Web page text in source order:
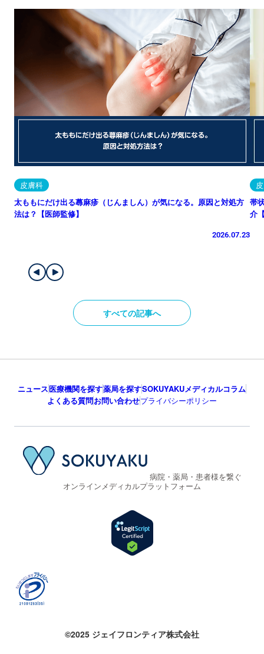
皮膚科
太ももにだけ出る蕁麻疹（じんましん）が気になる。原因と対処方
法は？【医師監修】
2026.07.23
帯
介
すべての記事へ
ニュース医療機関を探す薬局を探すSOKUYAKUメディカルコラム
よくある質問お問い合わせプライバシーポリシー
病院・薬局・患者様を繋ぐ
オンラインメディカルプラットフォーム
©2025 ジェイフロンティア株式会社